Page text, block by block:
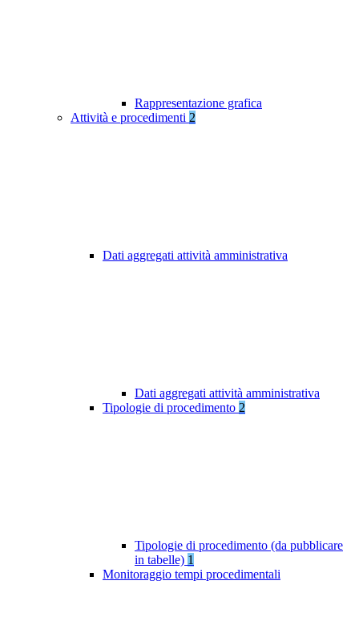
Rappresentazione grafica
Attività e procedimenti 2
Dati aggregati attività amministrativa
Dati aggregati attività amministrativa
Tipologie di procedimento 2
Tipologie di procedimento (da pubblicare
in tabelle) 1
Monitoraggio tempi procedimentali